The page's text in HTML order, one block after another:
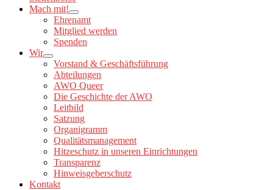
Mach mit!
Ehrenamt
Mitglied werden
Spenden
Wir
Vorstand & Geschäftsführung
Abteilungen
AWO Queer
Die Geschichte der AWO
Leitbild
Satzung
Organigramm
Qualitätsmanagement
Hitzeschutz in unseren Einrichtungen
Transparenz
Hinweisgeberschutz
Kontakt